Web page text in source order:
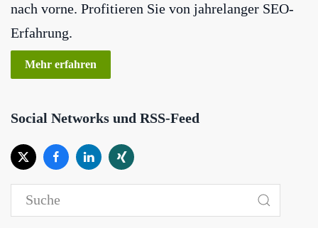
nach vorne. Profitieren Sie von jahrelanger SEO-
Erfahrung.
Mehr erfahren
Social Networks und RSS-Feed